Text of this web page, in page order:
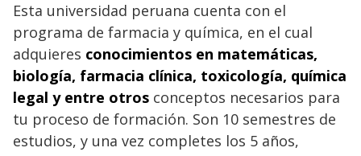
Esta universidad peruana cuenta con el
programa de farmacia y química, en el cual
adquieres conocimientos en matemáticas,
biología, farmacia clínica, toxicología, química
legal y entre otros conceptos necesarios para
tu proceso de formación. Son 10 semestres de
estudios, y una vez completes los 5 años,